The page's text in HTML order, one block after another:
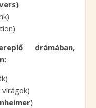
drámában,